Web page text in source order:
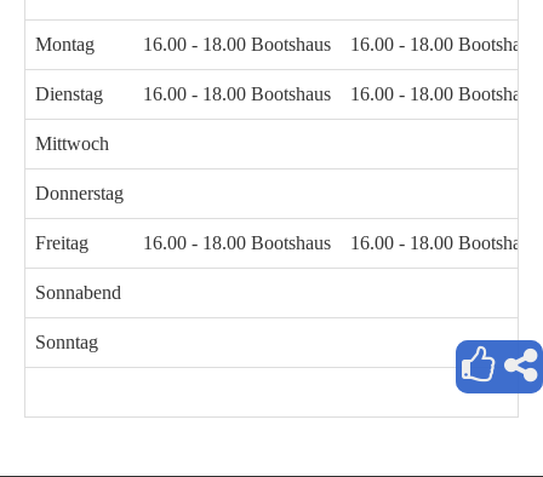
Montag 16.00 - 18.00 Bootshaus 16.00 - 18.00 Bootshaus
Dienstag 16.00 - 18.00 Bootshaus 16.00 - 18.00 Bootshaus
Mittwoch
Donnerstag
Freitag 16.00 - 18.00 Bootshaus 16.00 - 18.00 Bootshaus
Sonnabend
Sonntag